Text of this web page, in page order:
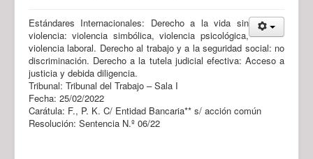
Estándares Internacionales: Derecho a la vida sin
violencia: violencia simbólica, violencia psicológica,
violencia laboral. Derecho al trabajo y a la seguridad social: no
discriminación. Derecho a la tutela judicial efectiva: Acceso a
justicia y debida diligencia.
Tribunal: Tribunal del Trabajo – Sala I
Fecha: 25/02/2022
Carátula: F., P. K. C/ Entidad Bancaria** s/ acción común
Resolución: Sentencia N.º 06/22